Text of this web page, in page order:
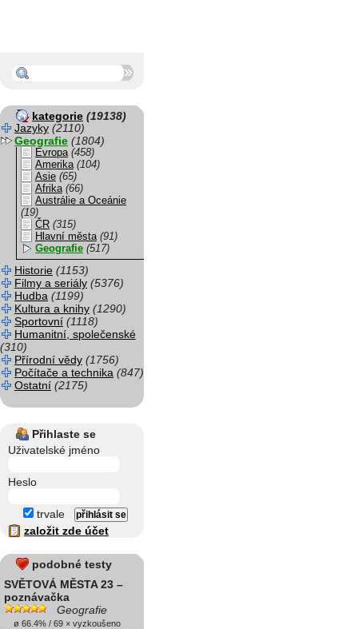
kategorie (19138)
Jazyky (2110)
Geografie (1804)
Evropa (458)
Amerika (104)
Asie (65)
Afrika (66)
Austrálie a Oceánie
(19)
ČR (315)
Hlavní města (91)
Geografie (517)
Historie (1153)
Filmy a seriály (5376)
Hudba (1199)
Kultura a knihy (1290)
Sportovní (1118)
Humanitní, společenské
(310)
Přírodní vědy (1756)
Počítače a technika (847)
Ostatní (2175)
Přihlaste se
Uživatelské jméno
Heslo
trvale
založit zde účet
podobné testy
SVĚTOVÁ MĚSTA 23 –
poznávačka
Geografie
ø 66.4% / 69 × vyzkoušeno